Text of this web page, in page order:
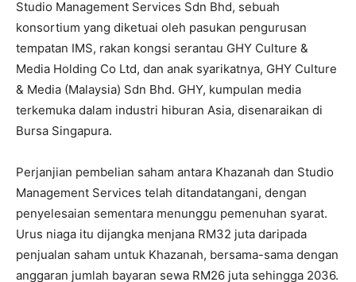
Studio Management Services Sdn Bhd, sebuah
konsortium yang diketuai oleh pasukan pengurusan
tempatan IMS, rakan kongsi serantau GHY Culture &
Media Holding Co Ltd, dan anak syarikatnya, GHY Culture
& Media (Malaysia) Sdn Bhd. GHY, kumpulan media
terkemuka dalam industri hiburan Asia, disenaraikan di
Bursa Singapura.
Perjanjian pembelian saham antara Khazanah dan Studio
Management Services telah ditandatangani, dengan
penyelesaian sementara menunggu pemenuhan syarat.
Urus niaga itu dijangka menjana RM32 juta daripada
penjualan saham untuk Khazanah, bersama-sama dengan
anggaran jumlah bayaran sewa RM26 juta sehingga 2036.